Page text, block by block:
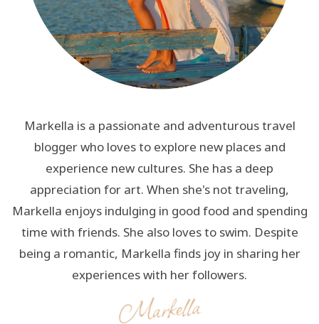
Markella is a passionate and adventurous travel
blogger who loves to explore new places and
experience new cultures. She has a deep
appreciation for art. When she's not traveling,
Markella enjoys indulging in good food and spending
time with friends. She also loves to swim. Despite
being a romantic, Markella finds joy in sharing her
experiences with her followers.